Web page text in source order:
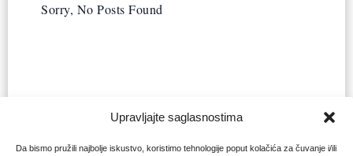
Upravljajte saglasnostima
Da bismo pružili najbolje iskustvo, koristimo tehnologije poput kolačića za čuvanje i/ili
Sorry, No Posts Found